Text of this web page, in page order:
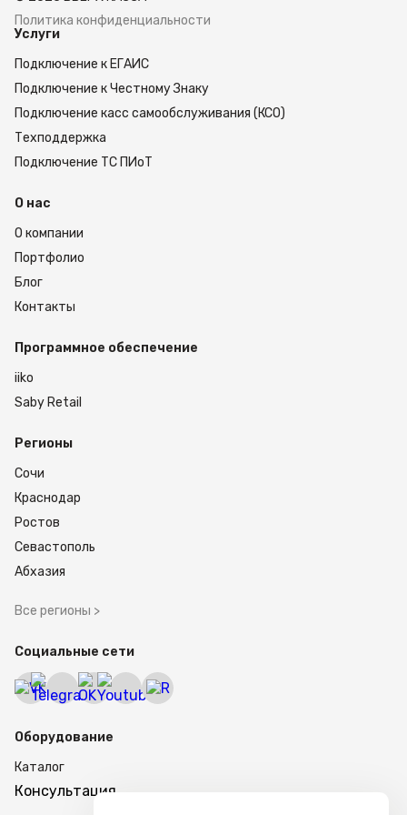
Политика конфиденциальности
Услуги
Подключение к ЕГАИС
Подключение к Честному Знаку
Подключение касс самообслуживания (КСО)
Техподдержка
Подключение ТС ПИоТ
О нас
О компании
Портфолио
Блог
Контакты
Программное обеспечение
iiko
Saby Retail
Регионы
Сочи
Краснодар
Ростов
Севастополь
Абхазия
Все регионы >
Социальные сети
Оборудование
Каталог
Консультация